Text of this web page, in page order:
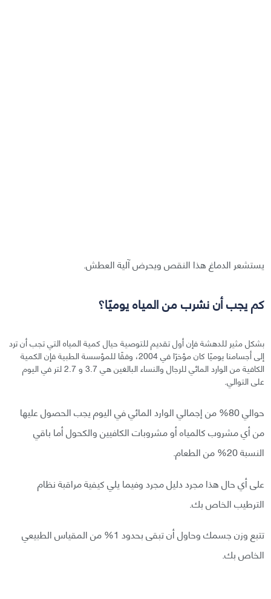
يستشعر الدماغ هذا النقص ويحرض آلية العطش.
كم يجب أن نشرب من المياه يوميًا؟
بشكل مثير للدهشة فإن أول تقديم للتوصية حيال كمية المياه التي تجب أن ترد
إلى أجسامنا يوميًا كان مؤخرًا في 2004، وفقًا للمؤسسة الطبية فإن الكمية
الكافية من الوارد المائي للرجال والنساء البالغين هي 3.7 و 2.7 لتر في اليوم
على التوالي.
حوالي 80% من إجمالي الوارد المائي في اليوم يجب الحصول عليها
من أي مشروب كالمياه أو مشروبات الكافيين والكحول أما باقي
النسبة 20% من الطعام.
على أي حال هذا مجرد دليل مجرد وفيما يلي كيفية مراقبة نظام
الترطيب الخاص بك.
تتبع وزن جسمك وحاول أن تبقى بحدود 1% من المقياس الطبيعي
الخاص بك.